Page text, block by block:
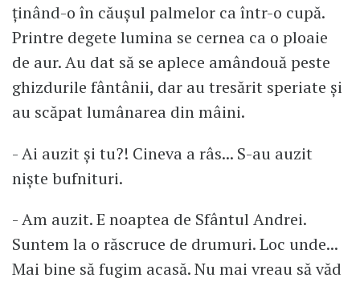
ținând-o în căușul palmelor ca într-o cupă.
Printre degete lumina se cernea ca o ploaie
de aur. Au dat să se aplece amândouă peste
ghizdurile fântânii, dar au tresărit speriate și
au scăpat lumânarea din mâini.
- Ai auzit și tu?! Cineva a râs... S-au auzit
niște bufnituri.
- Am auzit. E noaptea de Sfântul Andrei.
Suntem la o răscruce de drumuri. Loc unde...
Mai bine să fugim acasă. Nu mai vreau să văd